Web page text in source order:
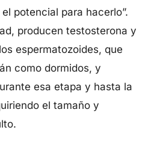
potencial para hacerlo”.
producen testosterona y
espermatozoides, que
como dormidos, y
esa etapa y hasta la
el tamaño y